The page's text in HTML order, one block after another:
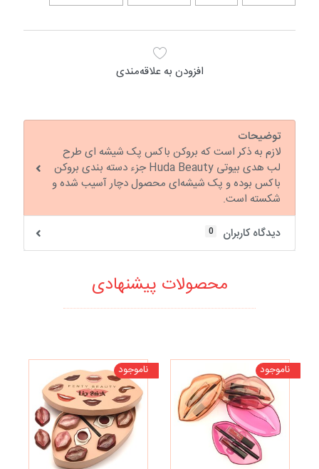
افزودن به علاقه‌مندی
توضیحات
لازم به ذکر است که بروکن باکس پک شیشه ای طرح
لب هدی بیوتی Huda Beauty جزء دسته بندی بروکن
باکس بوده و پک شیشه‌ای محصول دچار آسیب شده و
شکسته است.
دیدگاه کاربران
0
محصولات پیشنهادی
ناموجود ناموجود